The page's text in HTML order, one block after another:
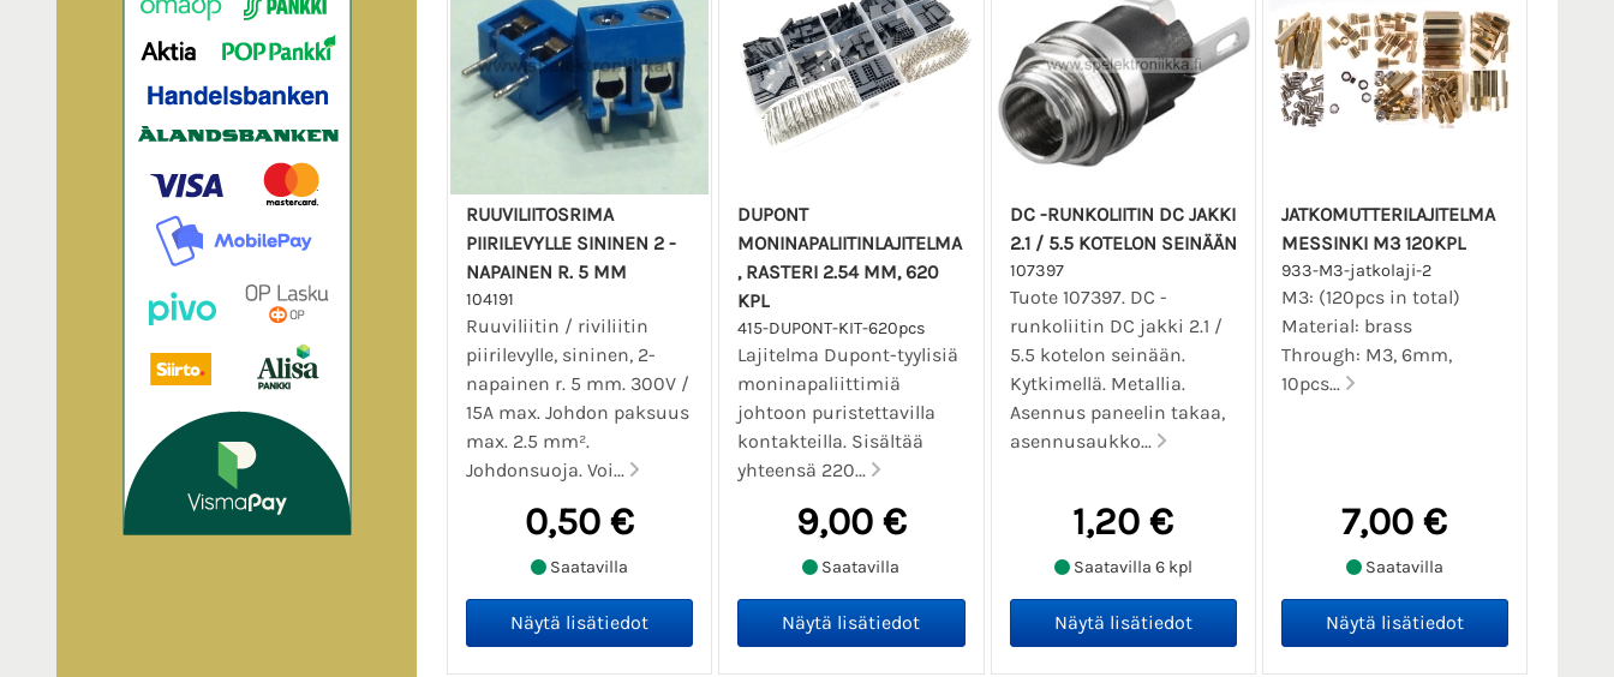
RUUVILIITOSRIMA
PIIRILEVYLLE SININEN 2 -
NAPAINEN R. 5 MM
104191
Ruuviliitin / riviliitin
piirilevylle, sininen, 2-
napainen r. 5 mm. 300V /
15A max. Johdon paksuus
max. 2.5 mm².
Johdonsuoja. Voi...
0,50 €
Saatavilla
DUPONT
MONINAPALIITINLAJITELMA
, RASTERI 2.54 MM, 620
KPL
415-DUPONT-KIT-620pcs
Lajitelma Dupont-tyylisiä
moninapaliittimiä
johtoon puristettavilla
kontakteilla. Sisältää
yhteensä 220...
9,00 €
Saatavilla
DC -RUNKOLIITIN DC JAKKI
2.1 / 5.5 KOTELON SEINÄÄN
107397
Tuote 107397. DC -
runkoliitin DC jakki 2.1 /
5.5 kotelon seinään.
Kytkimellä. Metallia.
Asennus paneelin takaa,
asennusaukko...
1,20 €
Saatavilla 6 kpl
JATKOMUTTERILAJITELMA
MESSINKI M3 120KPL
933-M3-jatkolaji-2
M3: (120pcs in total)
Material: brass
Through: M3, 6mm,
10pcs...
7,00 €
Saatavilla